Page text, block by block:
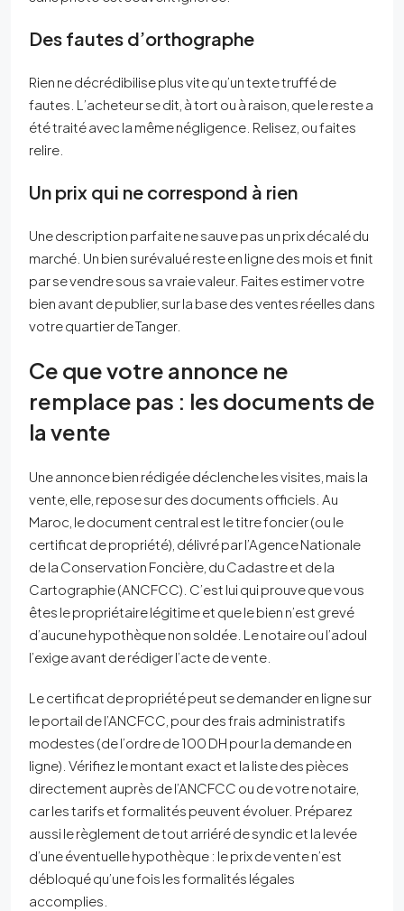
Des fautes d’orthographe
Rien ne décrédibilise plus vite qu’un texte truffé de
fautes. L’acheteur se dit, à tort ou à raison, que le reste a
été traité avec la même négligence. Relisez, ou faites
relire.
Un prix qui ne correspond à rien
Une description parfaite ne sauve pas un prix décalé du
marché. Un bien surévalué reste en ligne des mois et finit
par se vendre sous sa vraie valeur. Faites estimer votre
bien avant de publier, sur la base des ventes réelles dans
votre quartier de Tanger.
Ce que votre annonce ne
remplace pas : les documents de
la vente
Une annonce bien rédigée déclenche les visites, mais la
vente, elle, repose sur des documents officiels. Au
Maroc, le document central est le titre foncier (ou le
certificat de propriété), délivré par l’Agence Nationale
de la Conservation Foncière, du Cadastre et de la
Cartographie (ANCFCC). C’est lui qui prouve que vous
êtes le propriétaire légitime et que le bien n’est grevé
d’aucune hypothèque non soldée. Le notaire ou l’adoul
l’exige avant de rédiger l’acte de vente.
Le certificat de propriété peut se demander en ligne sur
le portail de l’ANCFCC, pour des frais administratifs
modestes (de l’ordre de 100 DH pour la demande en
ligne). Vérifiez le montant exact et la liste des pièces
directement auprès de l’ANCFCC ou de votre notaire,
car les tarifs et formalités peuvent évoluer. Préparez
aussi le règlement de tout arriéré de syndic et la levée
d’une éventuelle hypothèque : le prix de vente n’est
débloqué qu’une fois les formalités légales
accomplies.